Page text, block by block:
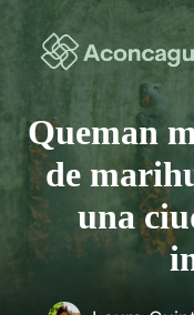
contenido
Queman
de
una